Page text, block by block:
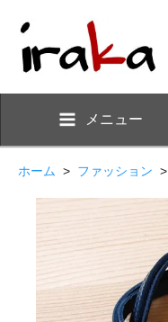
メニュー
ホーム > ファッション >